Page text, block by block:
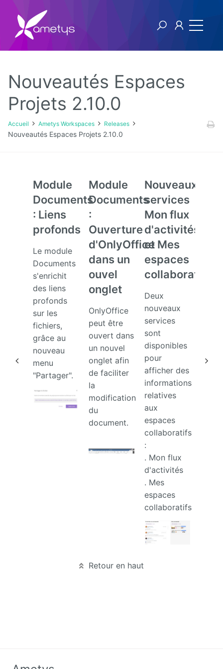
Ametys Workspaces
Releases
Nouveautés Espaces
Projets 2.10.0
Accueil Ametys Workspaces Releases
Nouveautés Espaces Projets 2.10.0
Module
Documents
: Liens
profonds
Le module
Documents
s'enrichit
des liens
profonds
sur les
fichiers,
grâce au
nouveau
menu
"Partager".
Module
Documents
:
Ouverture
d'OnlyOffice
dans un
ouvel
onglet
OnlyOffice
peut être
ouvert dans
un nouvel
onglet afin
de faciliter
la
modification
du
document.
Nouveaux
services
Mon flux
d'activités
et Mes
espaces
collaboratifs
Deux
nouveaux
services
sont
disponibles
pour
afficher des
informations
relatives
aux
espaces
collaboratifs
:
. Mon flux
d'activités
. Mes
espaces
collaboratifs
Retour en haut